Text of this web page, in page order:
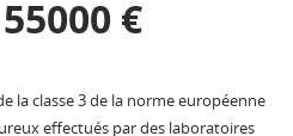
€
la classe 3 de la norme européenne
effectués par des laboratoires